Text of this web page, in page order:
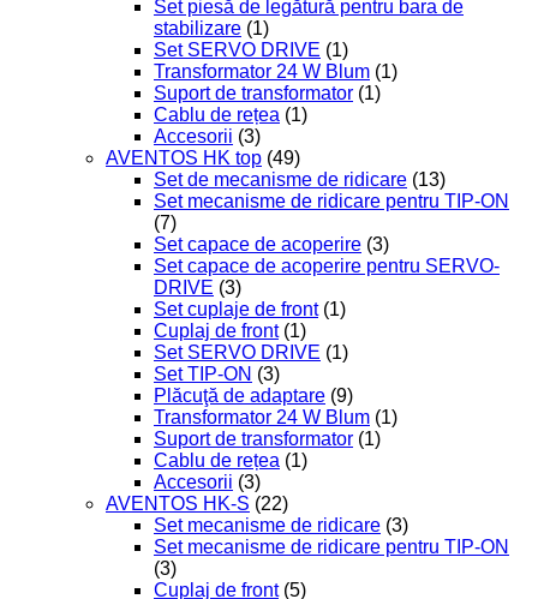
Set piesă de legătură pentru bara de
stabilizare (1)
Set SERVO DRIVE (1)
Transformator 24 W Blum (1)
Suport de transformator (1)
Cablu de rețea (1)
Accesorii (3)
AVENTOS HK top (49)
Set de mecanisme de ridicare (13)
Set mecanisme de ridicare pentru TIP-ON
(7)
Set capace de acoperire (3)
Set capace de acoperire pentru SERVO-
DRIVE (3)
Set cuplaje de front (1)
Cuplaj de front (1)
Set SERVO DRIVE (1)
Set TIP-ON (3)
Plăcuţă de adaptare (9)
Transformator 24 W Blum (1)
Suport de transformator (1)
Cablu de rețea (1)
Accesorii (3)
AVENTOS HK-S (22)
Set mecanisme de ridicare (3)
Set mecanisme de ridicare pentru TIP-ON
(3)
Cuplaj de front (5)